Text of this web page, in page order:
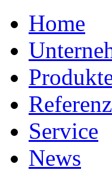
Home
Service
News